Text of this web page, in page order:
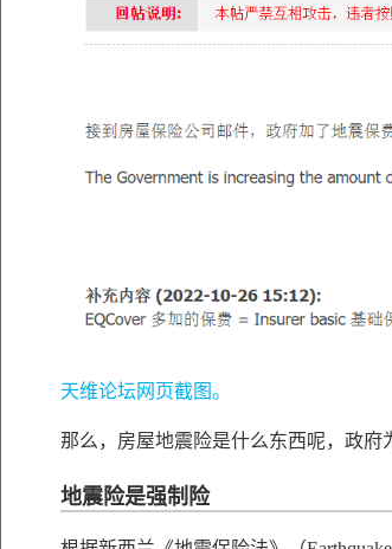
天维论坛网页截图。
那么，房屋地震险是什么东西呢，政府
地震险是强制险